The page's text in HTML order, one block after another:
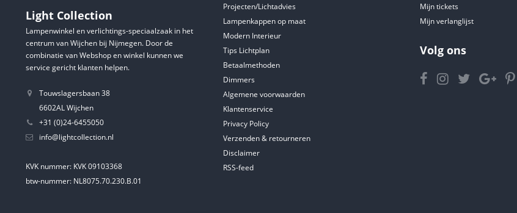
Light Collection
Lampenwinkel en verlichtings-speciaalzaak in het
centrum van Wijchen bij Nijmegen. Door de
combinatie van Webshop en winkel kunnen we
service gericht klanten helpen.
Touwslagersbaan 38
6602AL Wijchen
+31 (0)24-6455050
info@lightcollection.nl
KVK nummer: KVK 09103368
btw-nummer: NL8075.70.230.B.01
Projecten/Lichtadvies
Lampenkappen op maat
Modern Interieur
Tips Lichtplan
Betaalmethoden
Dimmers
Algemene voorwaarden
Klantenservice
Privacy Policy
Verzenden & retourneren
Disclaimer
RSS-feed
Mijn tickets
Mijn verlanglijst
Volg ons